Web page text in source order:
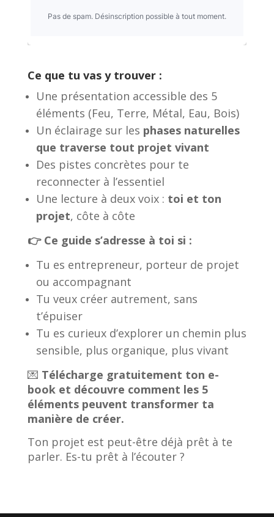
Ce que tu vas y trouver :
Une présentation accessible des 5
éléments (Feu, Terre, Métal, Eau, Bois)
Un éclairage sur les phases naturelles
que traverse tout projet vivant
Des pistes concrètes pour te
reconnecter à l’essentiel
Une lecture à deux voix : toi et ton
projet, côte à côte
👉 Ce guide s’adresse à toi si :
Tu es entrepreneur, porteur de projet
ou accompagnant
Tu veux créer autrement, sans
t’épuiser
Tu es curieux d’explorer un chemin plus
sensible, plus organique, plus vivant
💌 Télécharge gratuitement ton e-
book et découvre comment les 5
éléments peuvent transformer ta
manière de créer.
Ton projet est peut-être déjà prêt à te
parler. Es-tu prêt à l’écouter ?